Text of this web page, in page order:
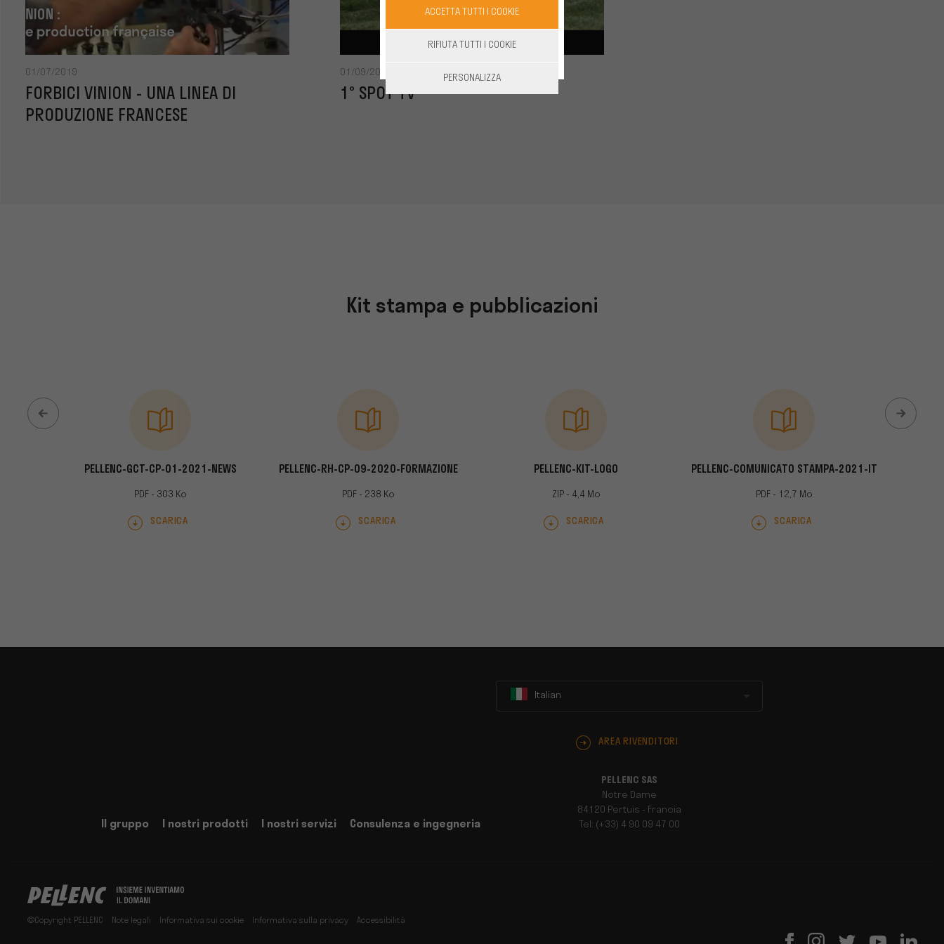
01/07/2019
FORBICI VINION - UNA LINEA DI
PRODUZIONE FRANCESE
01/09/2018
1° SPOT TV
Kit stampa e pubblicazioni
PELLENC-GCT-CP-01-2021-NEWS
PDF - 303 Ko
SCARICA
PELLENC-RH-CP-09-2020-FORMAZIONE
PDF - 238 Ko
SCARICA
PELLENC-KIT-LOGO
ZIP - 4,4 Mo
SCARICA
PELLENC-COMUNICATO STAMPA-2021-IT
PDF - 12,7 Mo
SCARICA
Il gruppo I nostri prodotti I nostri servizi Consulenza e ingegneria
Italian
AREA RIVENDITORI
PELLENC SAS
Notre Dame
84120 Pertuis - Francia
Tel: (+33) 4 90 09 47 00
©Copyright PELLENC Note legali Informativa sui cookie Informativa sulla privacy Accessibilità
ACCETTA TUTTI I COOKIE
RIFIUTA TUTTI I COOKIE
PERSONALIZZA